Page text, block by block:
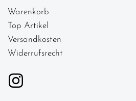
Warenkorb
Top Artikel
Versandkosten
Widerrufsrecht